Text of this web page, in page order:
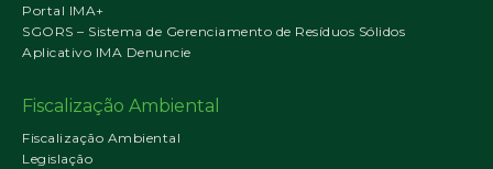
Portal IMA+
SGORS – Sistema de Gerenciamento de Resíduos Sólidos
Aplicativo IMA Denuncie
Fiscalização Ambiental
Fiscalização Ambiental
Legislação